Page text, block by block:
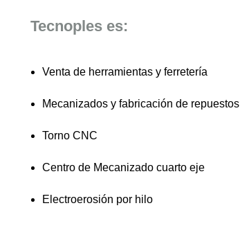
Tecnoples es:
Venta de herramientas y ferretería
Mecanizados y fabricación de repuestos
Torno CNC
Centro de Mecanizado cuarto eje
Electroerosión por hilo